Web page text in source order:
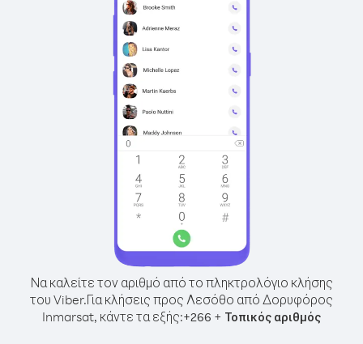
Να καλείτε τον αριθμό από το πληκτρολόγιο κλήσης
του Viber.Για κλήσεις προς Λεσόθο από Δορυφόρος
Inmarsat, κάντε τα εξής:+266 + Τοπικός αριθμός